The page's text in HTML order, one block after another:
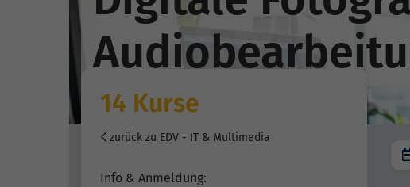
14 Kurse
zurück zu EDV - IT & Multimedia
Info & Anmeldung: